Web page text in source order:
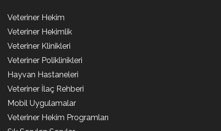
Veteriner Hekim
Veteriner Hekimlik
Veteriner Klinikleri
Veteriner Poliklinikleri
Hayvan Hastaneleri
Veteriner İlaç Rehberi
Mobil Uygulamalar
Veteriner Hekim Programları